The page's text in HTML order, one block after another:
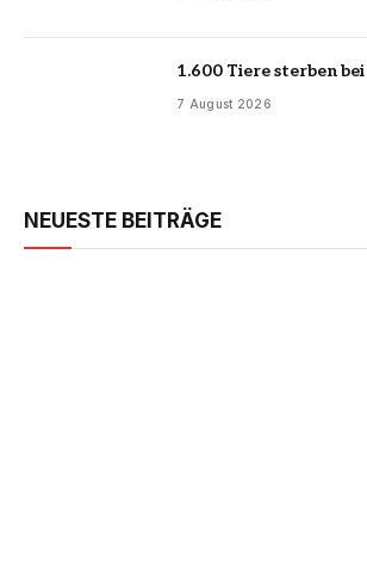
1.600 Tiere sterben
7 August 2026
NEUESTE BEITRÄGE